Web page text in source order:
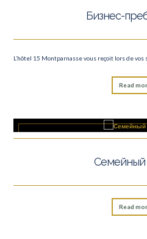
Бизнес-
L’hôtel 15 Montparnasse vous reçoit lors de vos
Read
Семейный
Read